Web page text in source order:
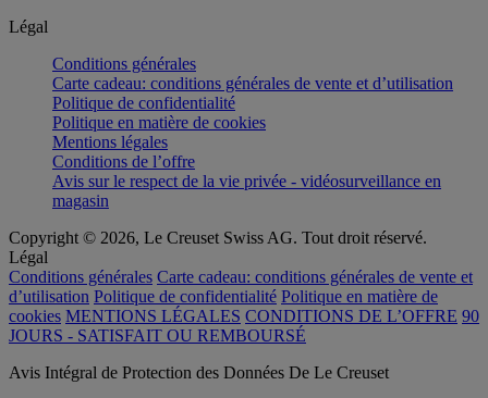
Légal
Conditions générales
Carte cadeau: conditions générales de vente et d’utilisation
Politique de confidentialité
Politique en matière de cookies
Mentions légales
Conditions de l’offre
Avis sur le respect de la vie privée - vidéosurveillance en
magasin
Copyright © 2026, Le Creuset Swiss AG. Tout droit réservé.
Légal
Conditions générales Carte cadeau: conditions générales de vente et
d’utilisation Politique de confidentialité Politique en matière de
cookies MENTIONS LÉGALES CONDITIONS DE L’OFFRE 90
JOURS - SATISFAIT OU REMBOURSÉ
Avis Intégral de Protection des Données De Le Creuset